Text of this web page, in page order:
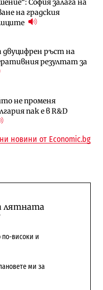
София залага на
на градския
ръст на
резултат за
не променя
пак е в R&D
работи само още
ако сушата продължи
огромен
център в
е намалял, че големи
да се откажат
избра изпълнител за
трамвайното
„Марица изток 2“
огромен
център в
новини от Economic.bg
лятната
по-високи и
ми за